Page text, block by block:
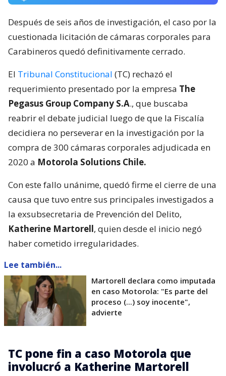
Después de seis años de investigación, el caso por la
cuestionada licitación de cámaras corporales para
Carabineros quedó definitivamente cerrado.
El Tribunal Constitucional (TC) rechazó el
requerimiento presentado por la empresa The
Pegasus Group Company S.A., que buscaba
reabrir el debate judicial luego de que la Fiscalía
decidiera no perseverar en la investigación por la
compra de 300 cámaras corporales adjudicada en
2020 a Motorola Solutions Chile.
Con este fallo unánime, quedó firme el cierre de una
causa que tuvo entre sus principales investigados a
la exsubsecretaria de Prevención del Delito,
Katherine Martorell, quien desde el inicio negó
haber cometido irregularidades.
Lee también...
Martorell declara como imputada
en caso Motorola: "Es parte del
proceso (...) soy inocente",
advierte
TC pone fin a caso Motorola que
involucró a Katherine Martorell